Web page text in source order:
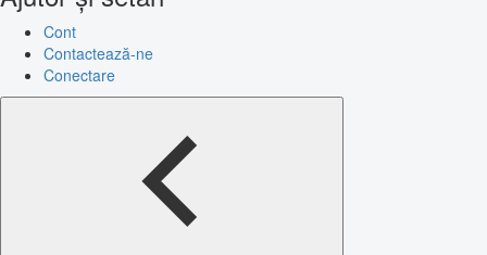
Cont
Contactează-ne
Conectare